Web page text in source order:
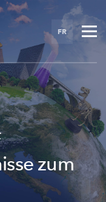
FR
zum